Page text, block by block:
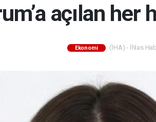
açılan her
Ekonomi (İHA) - İhlas